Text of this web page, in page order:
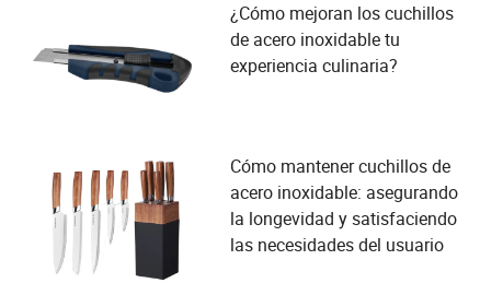
¿Cómo mejoran los cuchillos
de acero inoxidable tu
experiencia culinaria?
Cómo mantener cuchillos de
acero inoxidable: asegurando
la longevidad y satisfaciendo
las necesidades del usuario